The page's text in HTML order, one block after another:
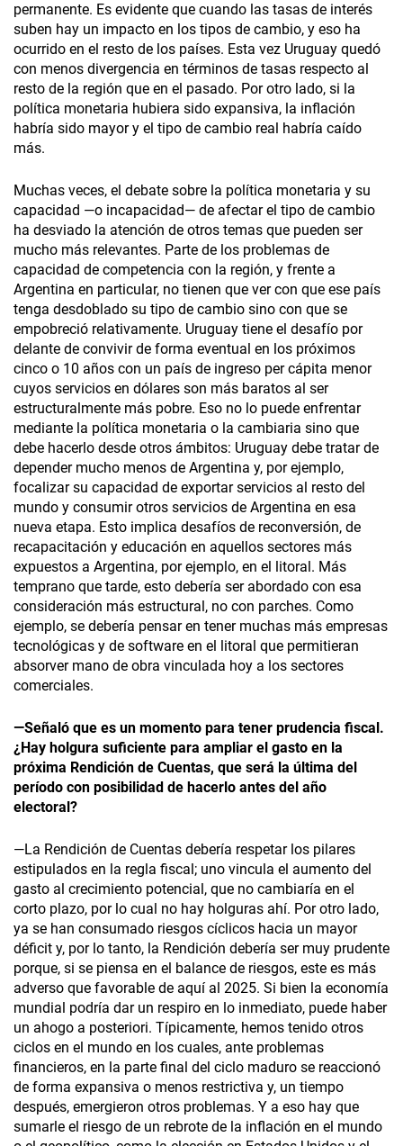
permanente. Es evidente que cuando las tasas de interés
suben hay un impacto en los tipos de cambio, y eso ha
ocurrido en el resto de los países. Esta vez Uruguay quedó
con menos divergencia en términos de tasas respecto al
resto de la región que en el pasado. Por otro lado, si la
política monetaria hubiera sido expansiva, la inflación
habría sido mayor y el tipo de cambio real habría caído
más.
Muchas veces, el debate sobre la política monetaria y su
capacidad —o incapacidad— de afectar el tipo de cambio
ha desviado la atención de otros temas que pueden ser
mucho más relevantes. Parte de los problemas de
capacidad de competencia con la región, y frente a
Argentina en particular, no tienen que ver con que ese país
tenga desdoblado su tipo de cambio sino con que se
empobreció relativamente. Uruguay tiene el desafío por
delante de convivir de forma eventual en los próximos
cinco o 10 años con un país de ingreso per cápita menor
cuyos servicios en dólares son más baratos al ser
estructuralmente más pobre. Eso no lo puede enfrentar
mediante la política monetaria o la cambiaria sino que
debe hacerlo desde otros ámbitos: Uruguay debe tratar de
depender mucho menos de Argentina y, por ejemplo,
focalizar su capacidad de exportar servicios al resto del
mundo y consumir otros servicios de Argentina en esa
nueva etapa. Esto implica desafíos de reconversión, de
recapacitación y educación en aquellos sectores más
expuestos a Argentina, por ejemplo, en el litoral. Más
temprano que tarde, esto debería ser abordado con esa
consideración más estructural, no con parches. Como
ejemplo, se debería pensar en tener muchas más empresas
tecnológicas y de software en el litoral que permitieran
absorver mano de obra vinculada hoy a los sectores
comerciales.
—Señaló que es un momento para tener prudencia fiscal.
¿Hay holgura suficiente para ampliar el gasto en la
próxima Rendición de Cuentas, que será la última del
período con posibilidad de hacerlo antes del año
electoral?
—La Rendición de Cuentas debería respetar los pilares
estipulados en la regla fiscal; uno vincula el aumento del
gasto al crecimiento potencial, que no cambiaría en el
corto plazo, por lo cual no hay holguras ahí. Por otro lado,
ya se han consumado riesgos cíclicos hacia un mayor
déficit y, por lo tanto, la Rendición debería ser muy prudente
porque, si se piensa en el balance de riesgos, este es más
adverso que favorable de aquí al 2025. Si bien la economía
mundial podría dar un respiro en lo inmediato, puede haber
un ahogo a posteriori. Típicamente, hemos tenido otros
ciclos en el mundo en los cuales, ante problemas
financieros, en la parte final del ciclo maduro se reaccionó
de forma expansiva o menos restrictiva y, un tiempo
después, emergieron otros problemas. Y a eso hay que
sumarle el riesgo de un rebrote de la inflación en el mundo